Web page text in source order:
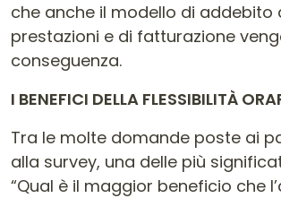
che anche il modello di addebito
prestazioni e di fatturazione
conseguenza.
I BENEFICI DELLA FLESSIBILITÀ
Tra le molte domande poste ai
alla survey, una delle più
“Qual è il maggior beneficio che